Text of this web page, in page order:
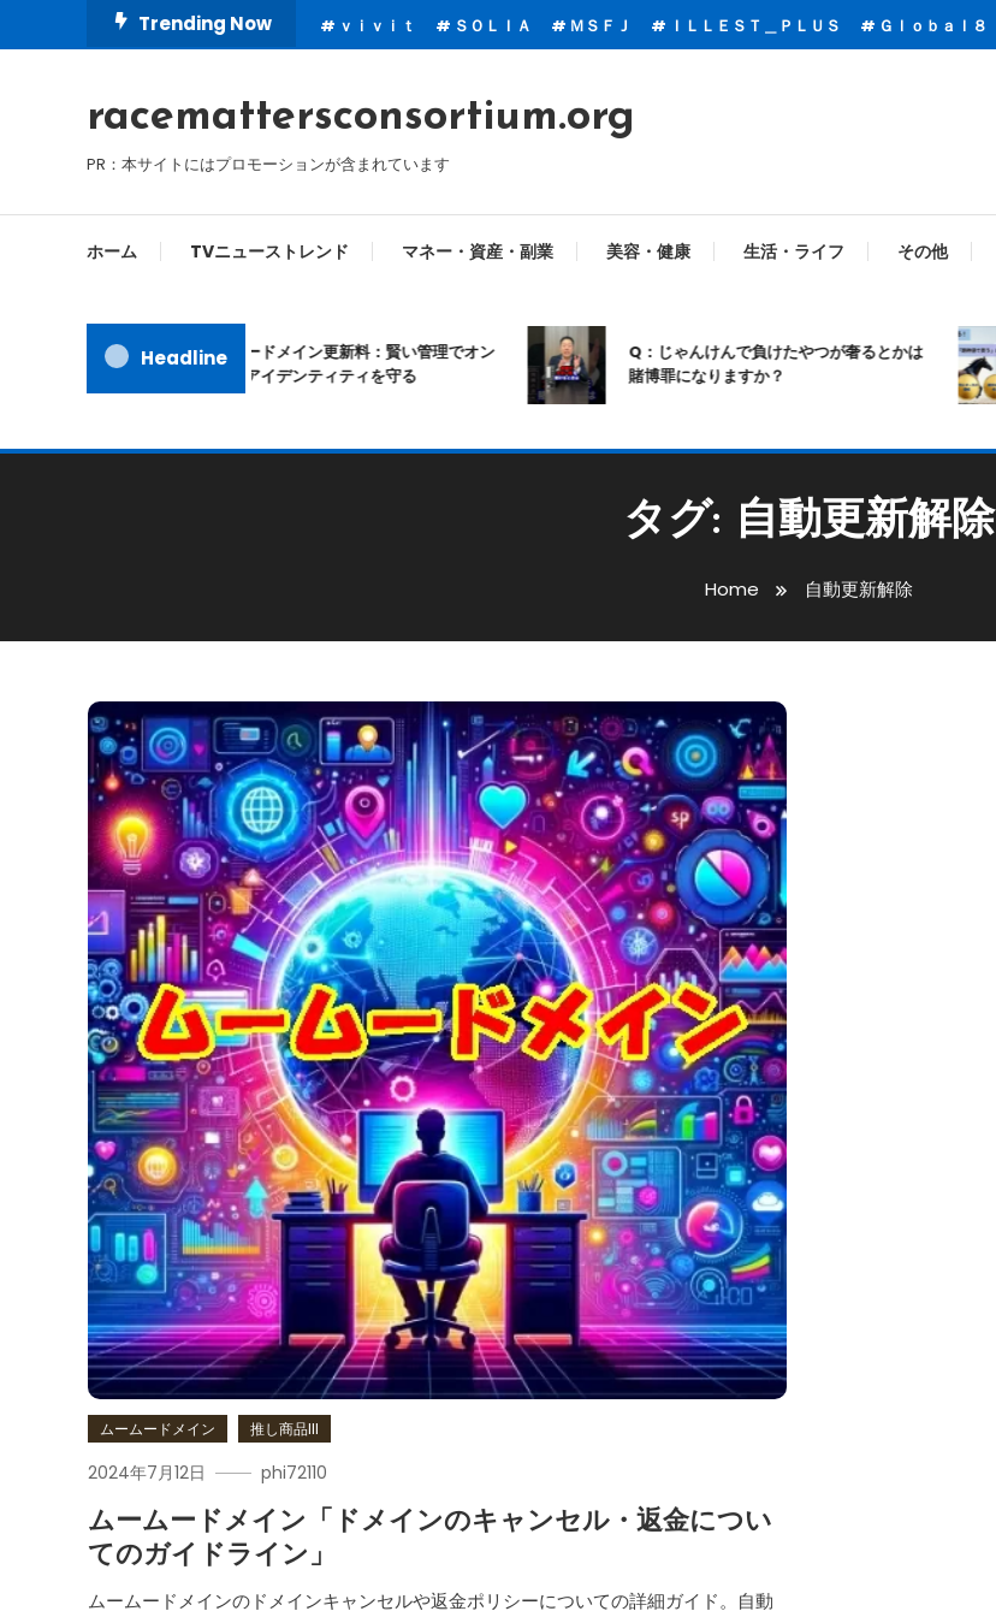
To
Trending Now ｖｉｖｉｔ ＳＯＬＩＡ ＭＳＦＪ ＩＬＬＥＳＴ＿ＰＬＵＳ Ｇｌｏｂａｌ８
racemattersconsortium.org
PR：本サイトにはプロモーションが含まれています
ホーム TVニューストレンド マネー・資産・副業 美容・健康 生活・ライフ その他
Headline
ムームードメイン更新料：賢い管理でオン
ラインアイデンティティを守る
Q：じゃんけんで負けたやつが奢るとかは
賭博罪になりますか？
タグ: 自動更新解除
Home 自動更新解除
ムームードメイン 推し商品III
2024年7月12日 phi72110
ムームードメイン「ドメインのキャンセル・返金につい
てのガイドライン」
ムームードメインのドメインキャンセルや返金ポリシーについての詳細ガイド。自動